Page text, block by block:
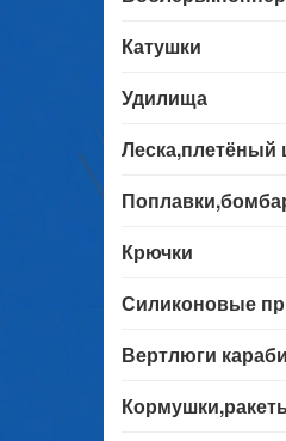
Катушки
Удилища
Леска,плетёный
Крючки
Силиконовые
Вертлюги